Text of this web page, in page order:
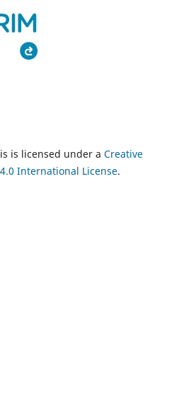
is licensed under a Creative
International License.